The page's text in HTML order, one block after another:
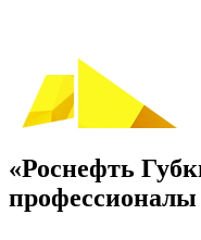
«Роснефть
профессионалы